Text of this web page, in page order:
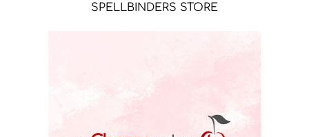
SPELLBINDERS STORE